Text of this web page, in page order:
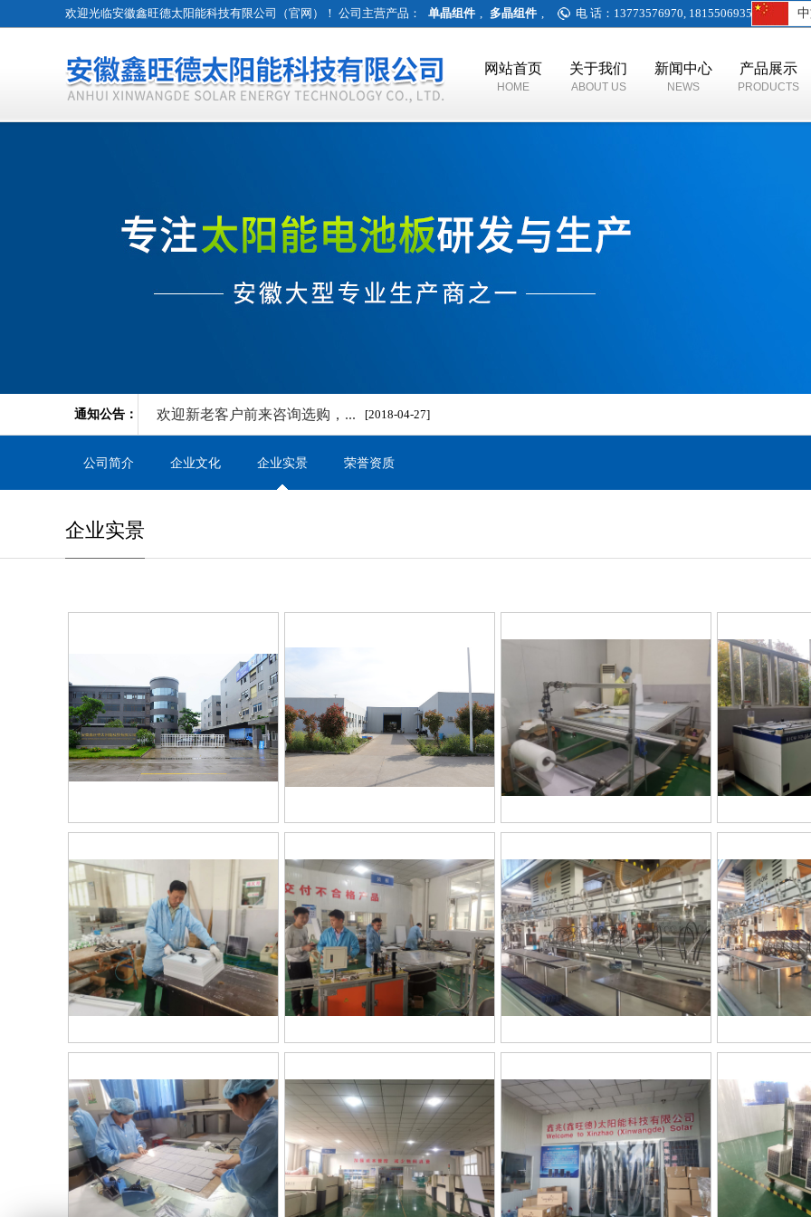
欢迎光临安徽鑫旺德太阳能科技有限公司（官网）！ 公司主营产品： 单晶组件 , 多晶组件 , 电 话：13773576970, 18155069359
网站首页
HOME
关于我们
ABOUT US
新闻中心
NEWS
产品展示
PRODUCTS
通知公告： [2018-04-27]
欢迎新老客户前来咨询选购，​...
公司简介 企业文化 企业实景 荣誉资质
企业实景